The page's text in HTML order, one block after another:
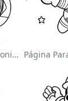
Página Para Colorear De Sonic El Velocista